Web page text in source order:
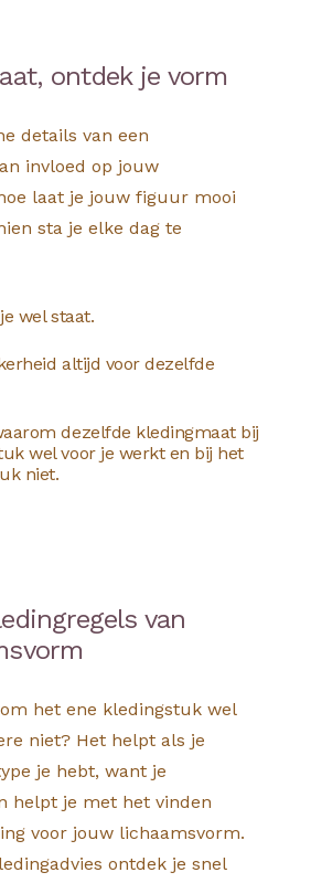
ontdek je vorm
details van een
invloed op jouw
laat je jouw figuur mooi
sta je elke dag te
wel staat.
altijd voor dezelfde
dezelfde kledingmaat bij
wel voor je werkt en bij het
niet.
van
het ene kledingstuk wel
niet? Het helpt als je
je hebt, want je
helpt je met het vinden
voor jouw lichaamsvorm.
ontdek je snel